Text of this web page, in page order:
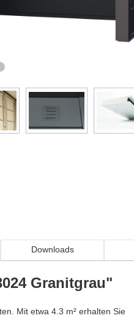
Downloads
Granitgrau"
Mit etwa 4.3 m² erhalten Sie